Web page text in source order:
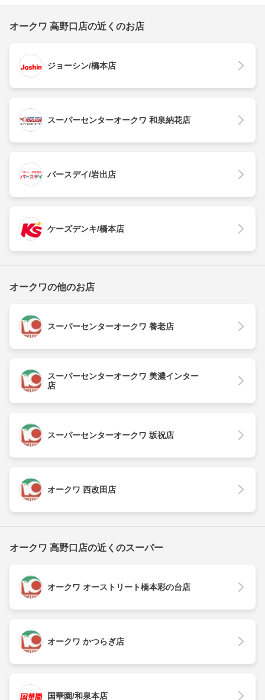
オークワ 高野口店の近くのお店
ジョーシン/橋本店
スーパーセンターオークワ 和泉納花店
バースデイ/岩出店
ケーズデンキ/橋本店
オークワの他のお店
スーパーセンターオークワ 養老店
スーパーセンターオークワ 美濃インター
店
スーパーセンターオークワ 坂祝店
オークワ 西改田店
オークワ 高野口店の近くのスーパー
オークワ オーストリート橋本彩の台店
オークワ かつらぎ店
国華園/和泉本店